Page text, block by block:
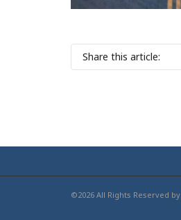
Share this article:
©2026 All Rights Reserved by